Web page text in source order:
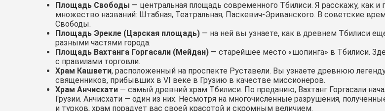
Площадь Свободы — центральная площадь современного Тбилиси. Я расскажу, как
множество названий: Штабная, Театральная, Паскевич-Эриванского. В советские
Свободы.
Площадь Эрекле (Царская площадь) — на ней вы узнаете, как в древнем Тбилиси
разными частями города.
Площадь Вахтанга Горгасали (Мейдан) — старейшее место «шопинга» в Тбилиси.
с правилами торговли.
Храм Кашвети, расположенный на проспекте Руставели. Вы узнаете древнюю
священников, прибывших в VI веке в Грузию в качестве миссионеров.
Храм Анчисхати — самый древний храм Тбилиси. По преданию, Вахтанг Горгасали
Грузии. Анчисхати — один из них. Несмотря на многочисленные разрушения,
и турков, храм порадует вас своей красотой и скромным величием.